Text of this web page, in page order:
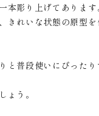
本彫り上げてあります
れいな状態の原型
普段使いにぴったり
う。